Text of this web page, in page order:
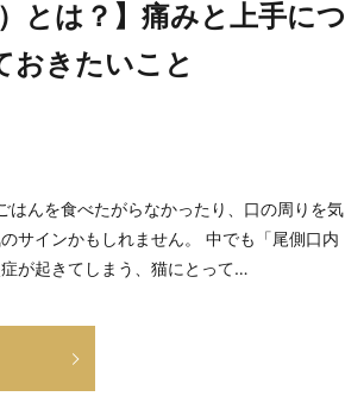
とは？】痛みと上手につ
おきたいこと
はんを食べたがらなかったり、口の周りを気
サインかもしれません。 中でも「尾側口内
が起きてしまう、猫にとって…